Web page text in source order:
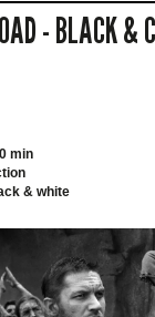
- BLACK &
min
& white